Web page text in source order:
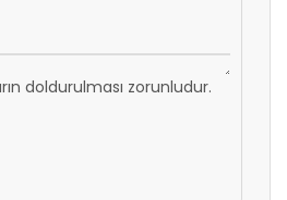
doldurulması zorunludur.